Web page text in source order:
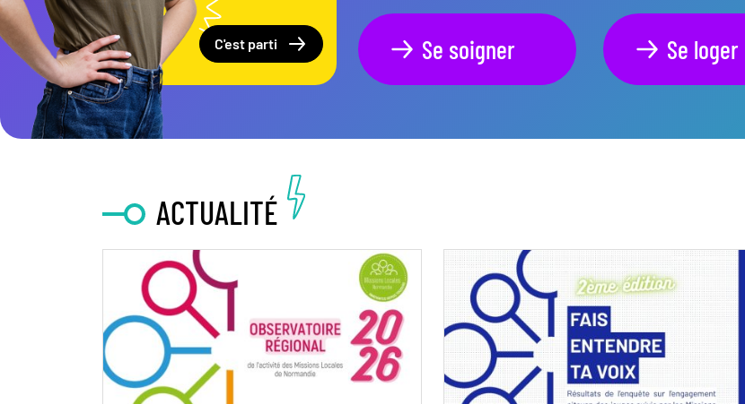
C'est parti Se soigner Se loger
ACTUALITÉ